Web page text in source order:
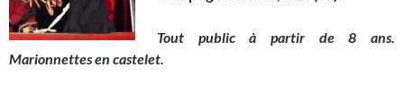
Tout public à partir de 8 ans.
Marionnettes en castelet.